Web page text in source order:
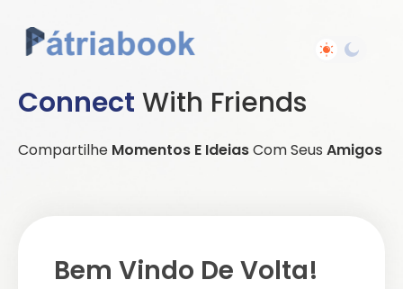
Connect With Friends
Compartilhe Momentos E IdeiasCom Seus Amigos
Bem Vindo De Volta!